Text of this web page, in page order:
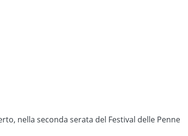
nella seconda serata del Festival delle Penne